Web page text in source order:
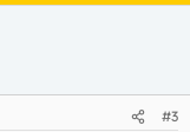
#3